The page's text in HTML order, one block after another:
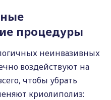
процедуры
неинвазивных
воздействуют на
чтобы убрать
криолиполиз: